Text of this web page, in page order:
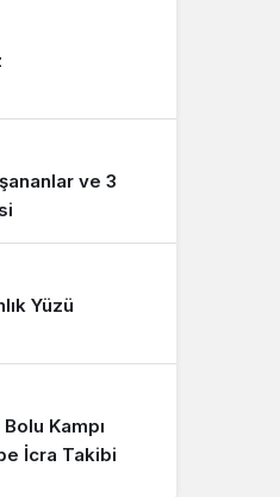
ve 3
Yüzü
Kampı
İcra Takibi